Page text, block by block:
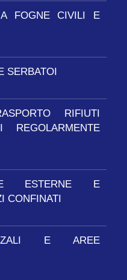
FOGNE CIVILI E
SERBATOI
RIFIUTI
REGOLARMENTE
ESTERNE E
CONFINATI
E AREE